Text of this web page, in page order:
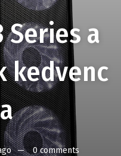
Series a
kedvenc
0 comments